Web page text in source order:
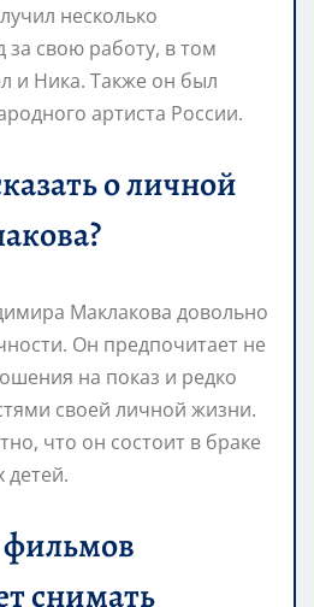
несколько
за свою работу, в том
и Ника. Также он был
артиста России.
о личной
Маклакова довольно
Он предпочитает не
на показ и редко
своей личной жизни.
что он состоит в браке
детей.
снимать